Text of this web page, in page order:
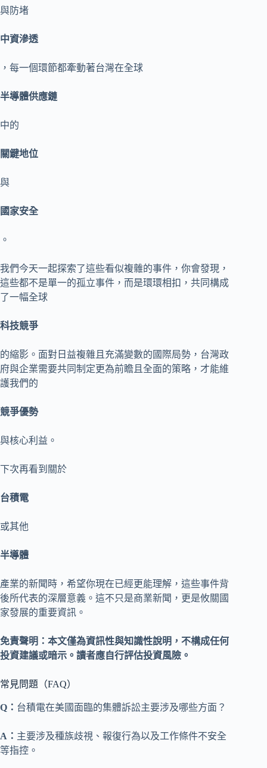
與防堵
中資滲透
，每一個環節都牽動著台灣在全球
半導體供應鏈
中的
關鍵地位
與
國家安全
。
我們今天一起探索了這些看似複雜的事件，你會發現，
這些都不是單一的孤立事件，而是環環相扣，共同構成
了一幅全球
科技競爭
的縮影。面對日益複雜且充滿變數的國際局勢，台灣政
府與企業需要共同制定更為前瞻且全面的策略，才能維
護我們的
競爭優勢
與核心利益。
下次再看到關於
台積電
或其他
半導體
產業的新聞時，希望你現在已經更能理解，這些事件背
後所代表的深層意義。這不只是商業新聞，更是攸關國
家發展的重要資訊。
免責聲明：本文僅為資訊性與知識性說明，不構成任何
投資建議或暗示。讀者應自行評估投資風險。
常見問題（FAQ）
Q： 台積電在美國面臨的集體訴訟主要涉及哪些方面？
A： 主要涉及種族歧視、報復行為以及工作條件不安全
等指控。